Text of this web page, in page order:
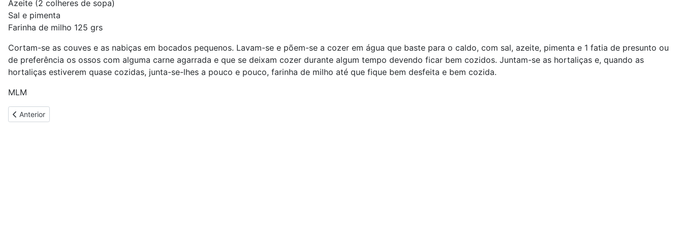
Azeite (2 colheres de sopa)
Sal e pimenta
Farinha de milho 125 grs
Cortam-se as couves e as nabiças em bocados pequenos. Lavam-se e põem-se a cozer em água que baste para o caldo, com sal, azeite, pimenta e 1 fatia de presunto ou
de preferência os ossos com alguma carne agarrada e que se deixam cozer durante algum tempo devendo ficar bem cozidos. Juntam-se as hortaliças e, quando as
hortaliças estiverem quase cozidas, junta-se-lhes a pouco e pouco, farinha de milho até que fique bem desfeita e bem cozida.
MLM
Artigo anterior: Papas Laberças
Anterior